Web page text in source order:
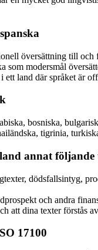
översättning till
modersmål
ett land där språket är
bosniska,
tigrinia,
annat
dödsfallsintyg,
och andra
att dina texter förstås
17100